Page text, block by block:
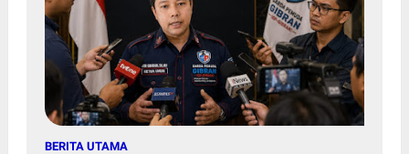
BERITA UTAMA